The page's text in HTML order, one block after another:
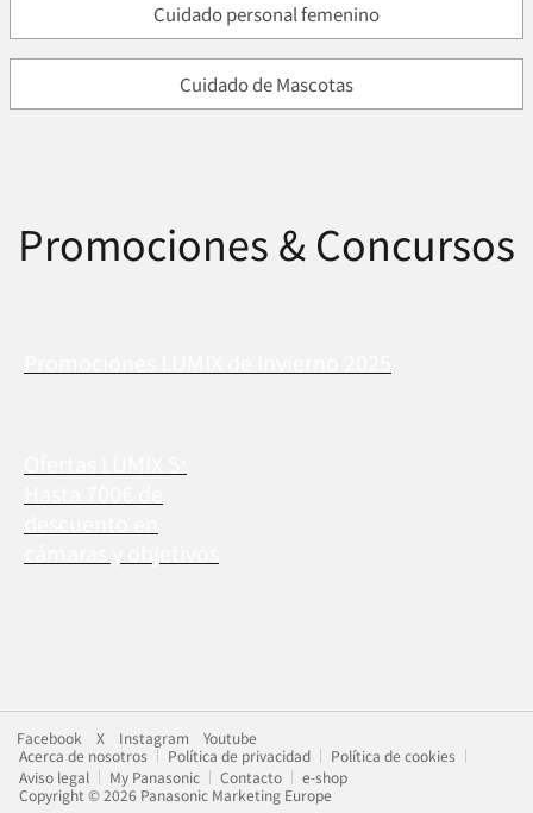
Cuidado personal femenino
Cuidado de Mascotas
Promociones & Concursos
Facebook X Instagram
Youtube
Acerca de nosotros
Política de privacidad
Política de cookies
Aviso legal
My Panasonic Contacto
e-shop
Copyright © 2026 Panasonic Marketing Europe